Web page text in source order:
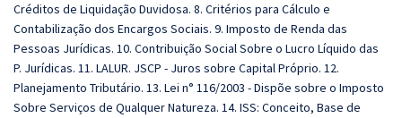
Créditos de Liquidação Duvidosa. 8. Critérios para Cálculo e
Contabilização dos Encargos Sociais. 9. Imposto de Renda das
Pessoas Jurídicas. 10. Contribuição Social Sobre o Lucro Líquido das
P. Jurídicas. 11. LALUR. JSCP - Juros sobre Capital Próprio. 12.
Planejamento Tributário. 13. Lei n° 116/2003 - Dispõe sobre o Imposto
Sobre Serviços de Qualquer Natureza. 14. ISS: Conceito, Base de